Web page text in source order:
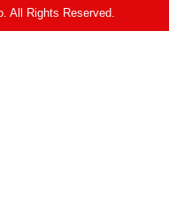
All Rights Reserved.